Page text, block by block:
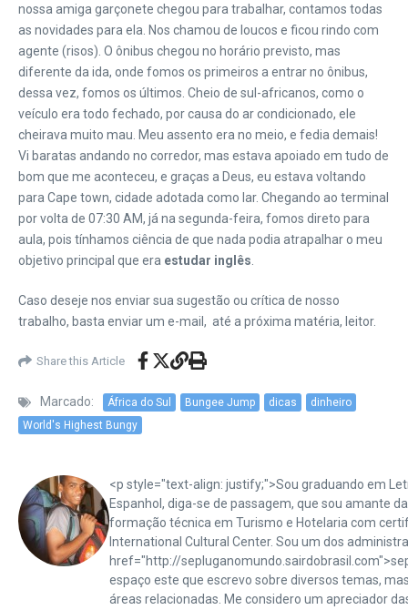
nossa amiga garçonete chegou para trabalhar, contamos todas
as novidades para ela. Nos chamou de loucos e ficou rindo com
agente (risos). O ônibus chegou no horário previsto, mas
diferente da ida, onde fomos os primeiros a entrar no ônibus,
dessa vez, fomos os últimos. Cheio de sul-africanos, como o
veículo era todo fechado, por causa do ar condicionado, ele
cheirava muito mau. Meu assento era no meio, e fedia demais!
Vi baratas andando no corredor, mas estava apoiado em tudo de
bom que me aconteceu, e graças a Deus, eu estava voltando
para Cape town, cidade adotada como lar. Chegando ao terminal
por volta de 07:30 AM, já na segunda-feira, fomos direto para
aula, pois tínhamos ciência de que nada podia atrapalhar o meu
objetivo principal que era estudar inglês
Caso deseje nos enviar sua sugestão ou crítica de nosso
trabalho, basta enviar um e-mail, até a próxima matéria, leitor.
Share this Article
Marcado: África do Sul Bungee Jump dicas
dinheiro
World's Highest Bungy
<p style="text-align: justify;">Sou graduando em
Espanhol, diga-se de passagem, que sou amante
formação técnica em Turismo e Hotelaria com
International Cultural Center. Sou um dos
href="http://
espaço este que escrevo sobre diversos temas,
áreas relacionadas. Me considero um apreciador